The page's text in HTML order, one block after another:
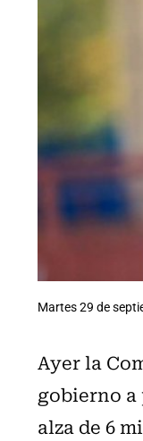
Martes 29 de
Ayer la
gobierno
alza de 6